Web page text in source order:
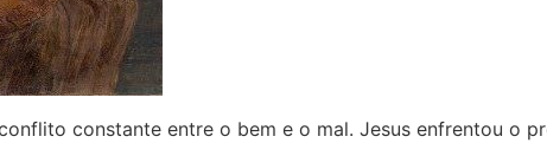
constante entre o bem e o mal. Jesus enfrentou o